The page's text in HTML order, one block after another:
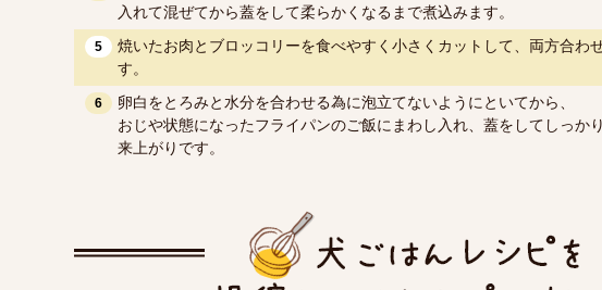
入れて混ぜてから蓋をして柔らかくなるまで煮込みます。
5
焼いたお肉とブロッコリーを食べやすく小さくカットして、両方合わ
す。
6
卵白をとろみと水分を合わせる為に泡立てないようにといてから、
おじや状態になったフライパンのご飯にまわし入れ、蓋をしてしっか
来上がりです。